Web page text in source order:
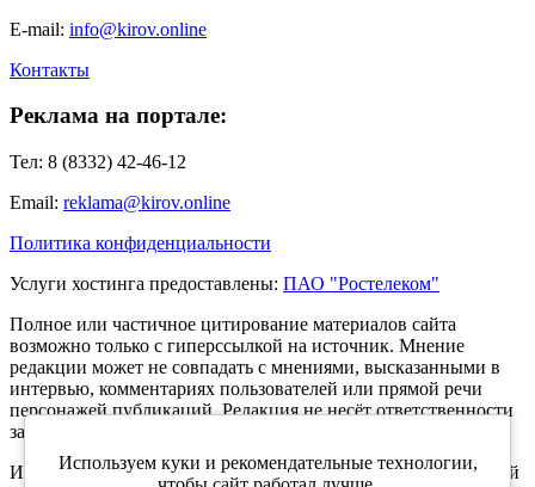
E-mail: info@kirov.online
Контакты
Реклама на портале:
Тел: 8 (8332) 42-46-12
Email: reklama@kirov.online
Политика конфиденциальности
Услуги хостинга предоставлены: ПАО "Ростелеком"
Полное или частичное цитирование материалов сайта
возможно только с гиперссылкой на источник. Мнение
редакции может не совпадать с мнениями, высказанными в
интервью, комментариях пользователей или прямой речи
персонажей публикаций. Редакция не несёт ответственности
за текст комментариев читателей.
Интернет-портал Kirov.online зарегистрирован в Федеральной
Используем куки и рекомендательные технологии,